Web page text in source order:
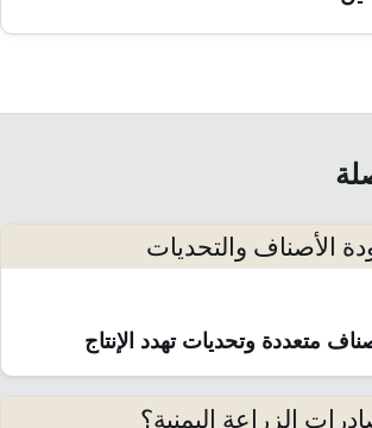
متعددة وتحديات تهدد الإنتاج